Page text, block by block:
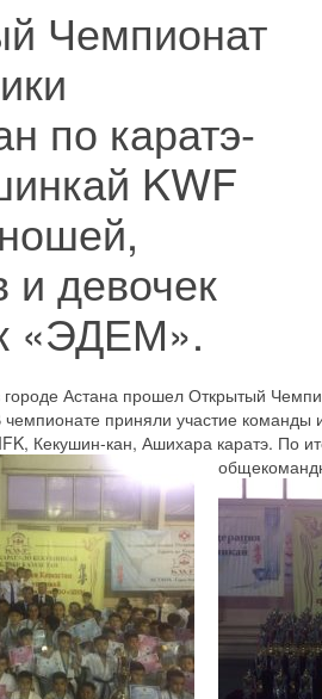
Чемпионат
по каратэ-
KWF
и девочек
«ЭДЕМ».
Астана прошел Открытый
приняли участие команды
Кекушин-кан, Ашихара каратэ. По